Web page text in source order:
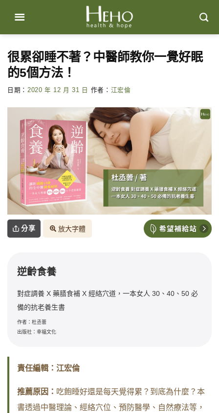
content
很累卻睡不著？中醫師教你一覺好眠
的5個方法！
日期： 2020 年 12 月 31 日 作者： 江宏倫
分享 放大字體
逆齡食養
對症調養 X 藥膳食補 X 經絡穴道，一本女人 30、40、50 必
備的抗老養生書
作者：杜丞蕓
出版社：幸福文化
責任編輯：江宏倫
推薦原因： 吃飽睡好還是每天覺得累？到底為什麼？本
書透過中醫理論、經絡穴位、預防醫學、自然療法等，